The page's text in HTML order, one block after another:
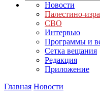
Новости
Палестино-
СВО
Интервью
Программы и
Сетка вещания
Редакция
Приложение
Главная Новости